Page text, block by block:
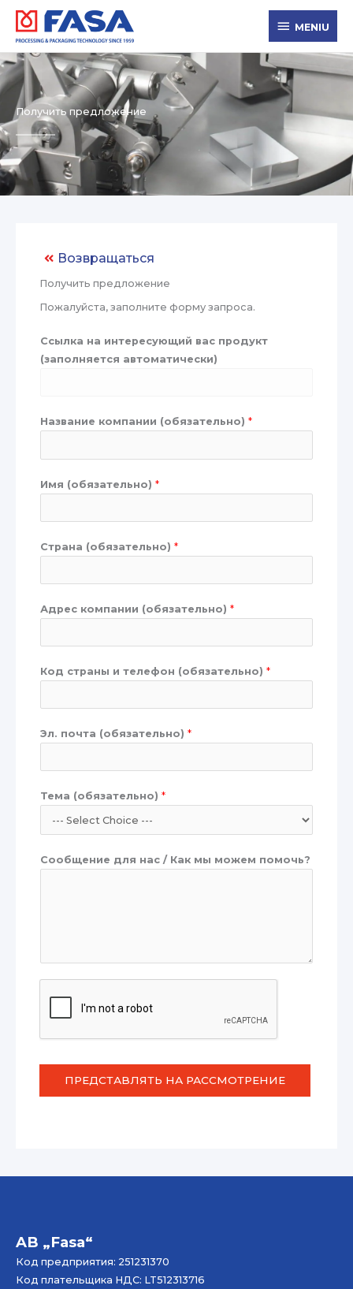
Перейти
содержимому
MENIU
MENIU
Получить предложение
Возвращаться
Получить предложение
Пожалуйста, заполните форму запроса.
Ссылка на интересующий вас продукт
(заполняется автоматически)
Название компании (обязательно) *
Имя (обязательно) *
Страна (обязательно) *
Адрес компании (обязательно) *
Код страны и телефон (обязательно) *
Эл. почта (обязательно) *
Тема (обязательно) *
Сообщение для нас / Как мы можем помочь?
ПРЕДСТАВЛЯТЬ НА РАССМОТРЕНИЕ
AB „Fasa“
Код предприятия: 251231370
Код плательщика НДС: LT512313716